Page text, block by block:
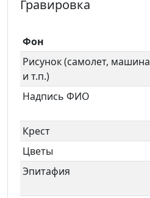
Гравировка
Фон
Рисунок (самолет, машина
и т.п.)
Надпись ФИО
Крест
Цветы
Эпитафия